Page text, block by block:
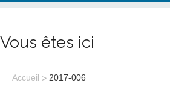
Vous êtes ici
Accueil 2017-006